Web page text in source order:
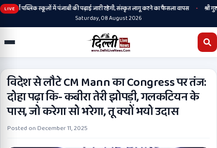
LIVE
आर्मी पब्लिक स्कूलों में पंजाबी की पढ़ाई जारी रहेगी, संस्कृत लागू करने का फैसला वापस
श्री
Saturday, 08 August 2026
विदेश से लौटे CM Mann का Congress पर तंज:
दोहा पढ़ा कि- कबीरा तेरी झोपड़ी, गलकटियन के
पास, जो करेगा सो भरेगा, तू क्यों भयो उदास
Posted on December 11, 2025